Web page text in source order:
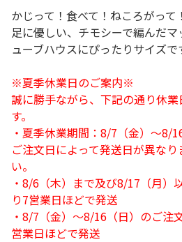
かじって！食べて！ねころがって！
足に優しい、チモシーで編んだ
ューブハウスにぴったりサイズで
※夏季休業日のご案内※
誠に勝手ながら、下記の通り休
す。
・夏季休業期間：8/7（金）～8/
ご注文日によって発送日が異な
い。
・8/6（木）まで及び8/17（月）
り7営業日ほどで発送
・8/7（金）～8/16（日）のご注
営業日ほどで発送